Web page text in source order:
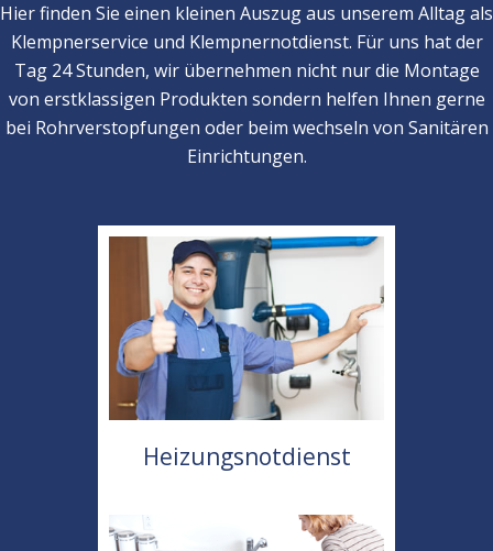
Hier finden Sie einen kleinen Auszug aus unserem Alltag als
Klempnerservice und Klempnernotdienst. Für uns hat der
Tag 24 Stunden, wir übernehmen nicht nur die Montage
von erstklassigen Produkten sondern helfen Ihnen gerne
bei Rohrverstopfungen oder beim wechseln von Sanitären
Einrichtungen.
Heizungsnotdienst